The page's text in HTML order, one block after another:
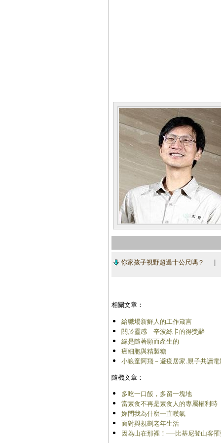
你家孩子視野超過十公尺嗎？
相關文章：
給職場新鮮人的工作箴言
關於靈感―辛波絲卡的得獎辭
緣是隨著願而產生的
癌細胞與精製糖
小狼童阿飛－避疫居家.親子共讀
隨機文章：
多吃一口飯，多留一塊地
當素食不再是素食人的專屬權利時
妳問我為什麼一直嘆氣
面對與規劃老年生活
因為山在那裡！──比基尼登山客